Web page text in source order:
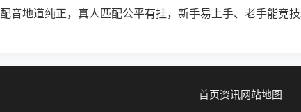
配音地道纯正，真人匹配公平有挂，新手易上手、老手能竞技
首页资讯网站地图